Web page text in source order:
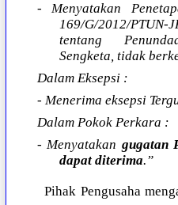
- Menyatakan
169/G/2012/PTUN-
tentang
Sengketa, tidak
Dalam Eksepsi :
- Menerima eksepsi
Dalam Pokok Perkara :
- Menyatakan gugatan
dapat diterima.”
Pihak Pengusaha